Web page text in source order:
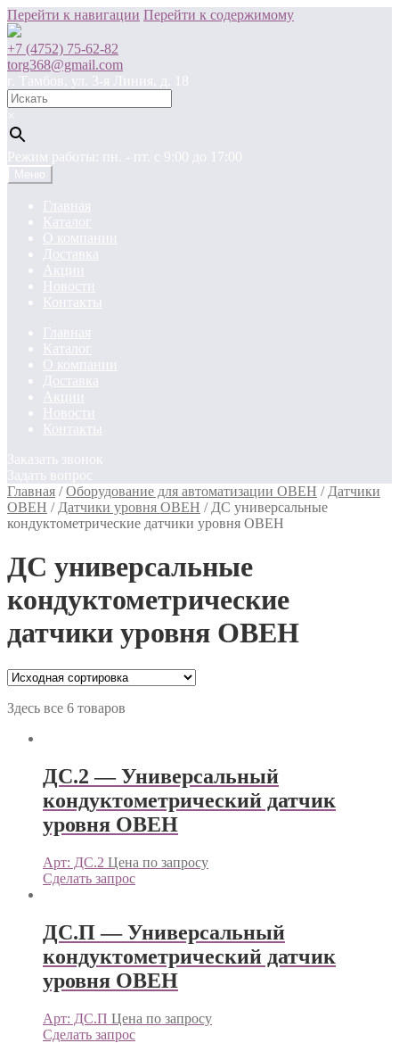
Перейти к навигации Перейти к содержимому
+7 (4752) 75-62-82
torg368@gmail.com
г. Тамбов, ул. 3-я Линия, д. 18
×
Режим работы: пн. - пт. c 9:00 до 17:00
Меню
Главная
Каталог
О компании
Доставка
Акции
Новости
Контакты
Главная
Каталог
О компании
Доставка
Акции
Новости
Контакты
Заказать звонок
Задать вопрос
Главная /Оборудование для автоматизации ОВЕН / Датчики
ОВЕН / Датчики уровня ОВЕН / ДС универсальные
кондуктометрические датчики уровня ОВЕН
ДС универсальные
кондуктометрические
датчики уровня ОВЕН
Здесь все 6 товаров
ДС.2 — Универсальный
кондуктометрический датчик
уровня ОВЕН
Арт: ДС.2 Цена по запросу
Сделать запрос
ДС.П — Универсальный
кондуктометрический датчик
уровня ОВЕН
Арт: ДС.П Цена по запросу
Сделать запрос